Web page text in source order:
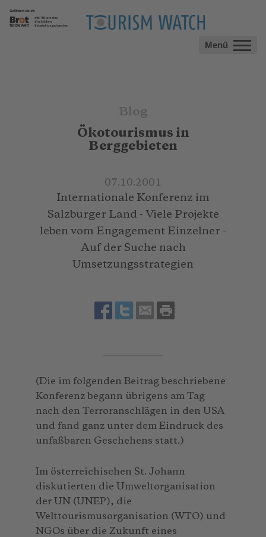
Menü
Blog
Ökotourismus in
Berggebieten
07.10.2001
Internationale Konferenz im
Salzburger Land - Viele Projekte
leben vom Engagement Einzelner -
Auf der Suche nach
Umsetzungsstrategien
(Die im folgenden Beitrag beschriebene
Konferenz begann übrigens am Tag
nach den Terroranschlägen in den USA
und fand ganz unter dem Eindruck des
unfaßbaren Geschehens statt.)
Im österreichischen St. Johann
diskutierten die Umweltorganisation
der UN (UNEP), die
Welttourismusorganisation (WTO) und
NGOs über die Zukunft eines